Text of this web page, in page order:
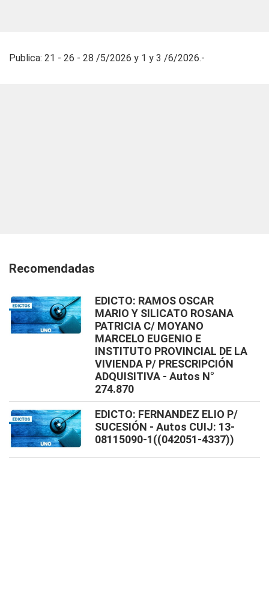
Publica: 21 - 26 - 28 /5/2026 y 1 y 3 /6/2026.-
Recomendadas
EDICTO: RAMOS OSCAR
MARIO Y SILICATO ROSANA
PATRICIA C/ MOYANO
MARCELO EUGENIO E
INSTITUTO PROVINCIAL DE LA
VIVIENDA P/ PRESCRIPCIÓN
ADQUISITIVA - Autos N°
274.870
EDICTO: FERNANDEZ ELIO P/
SUCESIÓN - Autos CUIJ: 13-
08115090-1((042051-4337))